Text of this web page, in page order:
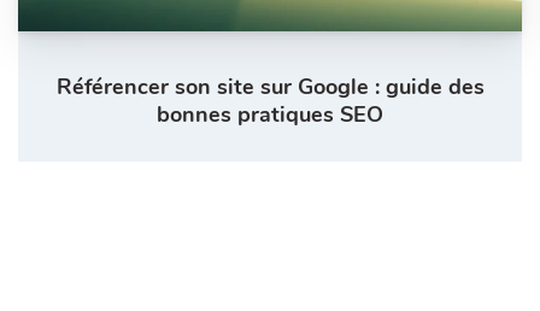
Référencer son site sur Google : guide des
bonnes pratiques SEO